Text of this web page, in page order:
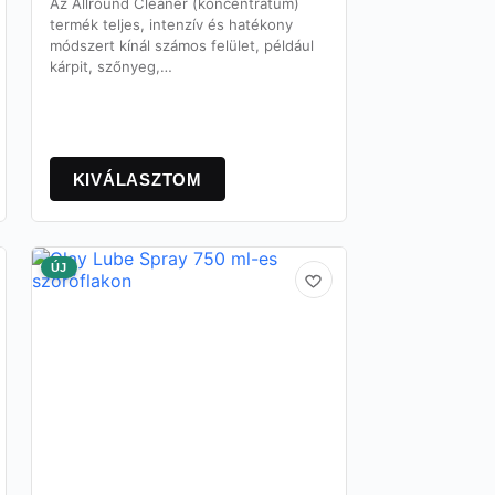
termék teljes, intenzív és hatékony
módszert kínál számos felület, például
kárpit, szőnyeg,…
KIVÁLASZTOM
Ennek
terméknek
több
van.
A
ÚJ